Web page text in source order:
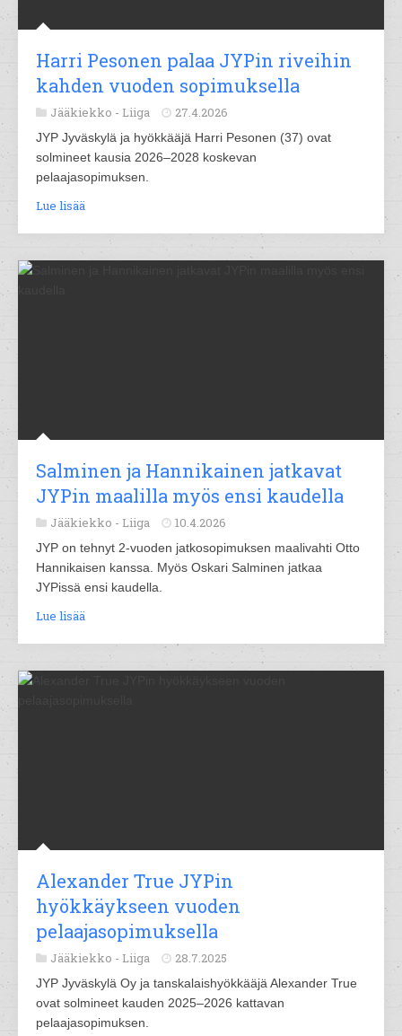
Harri Pesonen palaa JYPin riveihin
kahden vuoden sopimuksella
Jääkiekko - Liiga 27.4.2026
JYP Jyväskylä ja hyökkääjä Harri Pesonen (37) ovat
solmineet kausia 2026–2028 koskevan
pelaajasopimuksen.
Lue lisää
Salminen ja Hannikainen jatkavat
JYPin maalilla myös ensi kaudella
Jääkiekko - Liiga 10.4.2026
JYP on tehnyt 2-vuoden jatkosopimuksen maalivahti Otto
Hannikaisen kanssa. Myös Oskari Salminen jatkaa
JYPissä ensi kaudella.
Lue lisää
Alexander True JYPin
hyökkäykseen vuoden
pelaajasopimuksella
Jääkiekko - Liiga 28.7.2025
JYP Jyväskylä Oy ja tanskalaishyökkääjä Alexander True
ovat solmineet kauden 2025–2026 kattavan
pelaajasopimuksen.